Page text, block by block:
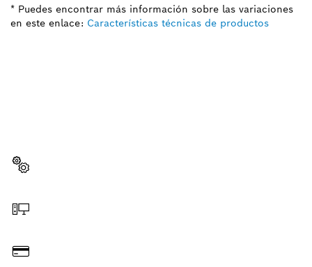
* Puedes encontrar más información sobre las variaciones
en este enlace: Características técnicas de productos